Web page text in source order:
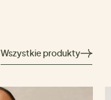
Wszystkie produkty